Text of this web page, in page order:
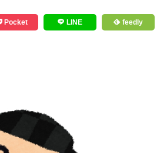
Pocket LINE feedly